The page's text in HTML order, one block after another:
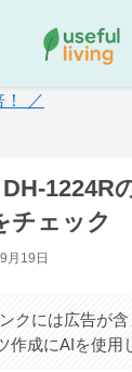
／
チェック
月19日
クには広告が
作成にAIを使用